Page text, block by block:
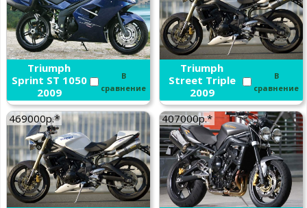
Triumph
Sprint ST 1050
2009
В
сравнение
Triumph
Street Triple
2009
В
сравнение
469000р.* 407000р.*